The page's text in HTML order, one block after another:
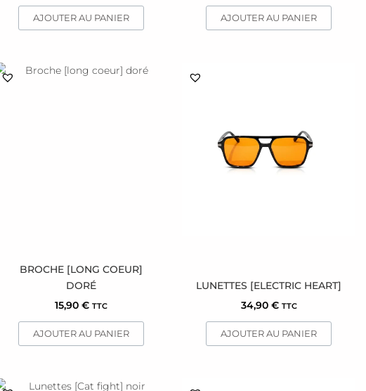
AJOUTER AU PANIER AJOUTER AU PANIER
BROCHE [LONG COEUR]
DORÉ
15,90€ TTC
AJOUTER AU PANIER
LUNETTES [ELECTRIC HEART]
34,90 € TTC
AJOUTER AU PANIER